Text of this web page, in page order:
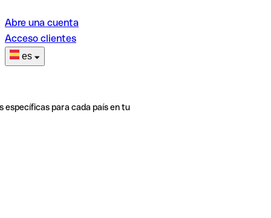
Abre una cuenta
Acceso clientes
es
específicas para cada país en tu